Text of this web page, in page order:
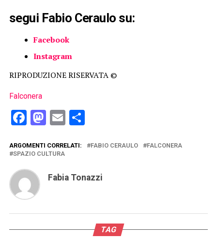
segui Fabio Ceraulo su:
Facebook
Instagram
RIPRODUZIONE RISERVATA ©
Falconera
Facebook
Mastodon
EmailCondividi
ARGOMENTI CORRELATI: FABIO CERAULO
FALCONERA
SPAZIO CULTURA
Fabia Tonazzi
TAG